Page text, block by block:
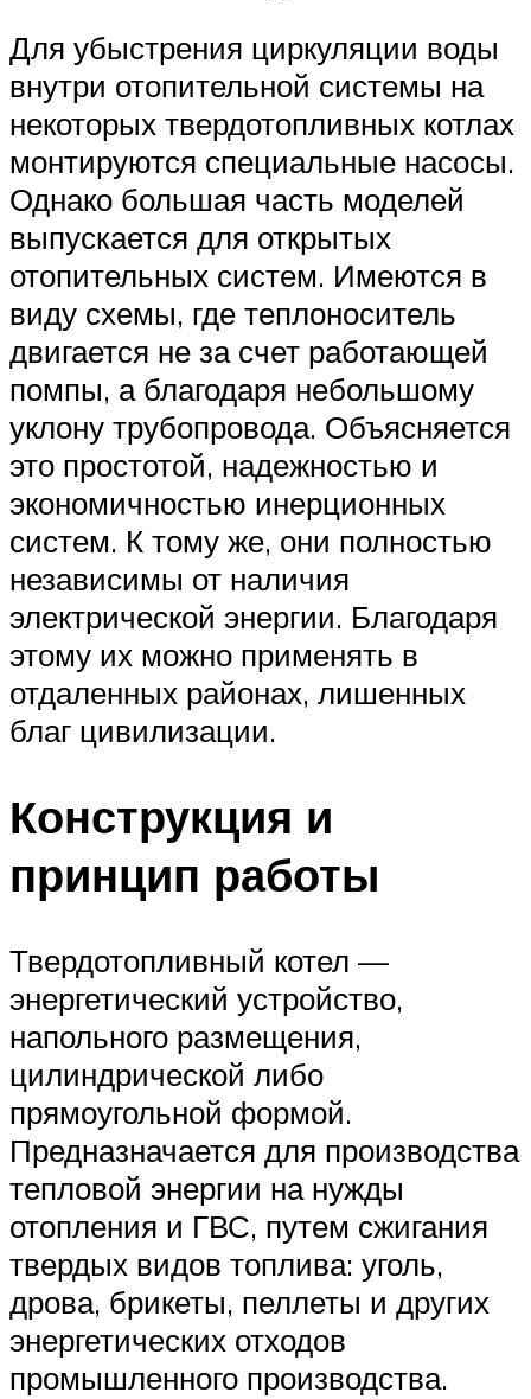
Для убыстрения циркуляции воды
внутри отопительной системы на
некоторых твердотопливных котлах
монтируются специальные насосы.
Однако большая часть моделей
выпускается для открытых
отопительных систем. Имеются в
виду схемы, где теплоноситель
двигается не за счет работающей
помпы, а благодаря небольшому
уклону трубопровода. Объясняется
это простотой, надежностью и
экономичностью инерционных
систем. К тому же, они полностью
независимы от наличия
электрической энергии. Благодаря
этому их можно применять в
отдаленных районах, лишенных
благ цивилизации.
Конструкция и
принцип работы
Твердотопливный котел —
энергетический устройство,
напольного размещения,
цилиндрической либо
прямоугольной формой.
Предназначается для производства
тепловой энергии на нужды
отопления и ГВС, путем сжигания
твердых видов топлива: уголь,
дрова, брикеты, пеллеты и других
энергетических отходов
промышленного производства.